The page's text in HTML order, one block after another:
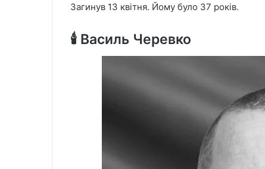
Загинув 13 квітня. Йому було 37 років.
🕯️ Василь Черевко